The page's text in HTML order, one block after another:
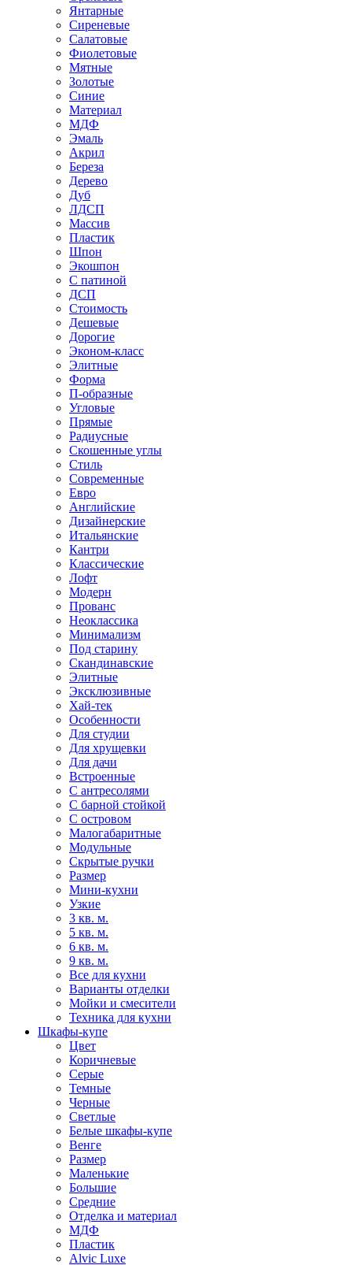
Янтарные
Сиреневые
Салатовые
Фиолетовые
Мятные
Золотые
Синие
Материал
МДФ
Эмаль
Акрил
Береза
Дерево
Дуб
ЛДСП
Массив
Пластик
Шпон
Экошпон
С патиной
ДСП
Стоимость
Дешевые
Дорогие
Эконом-класс
Элитные
Форма
П-образные
Угловые
Прямые
Радиусные
Скошенные углы
Стиль
Современные
Евро
Английские
Дизайнерские
Итальянские
Кантри
Классические
Лофт
Модерн
Прованс
Неоклассика
Минимализм
Под старину
Скандинавские
Элитные
Эксклюзивные
Хай-тек
Особенности
Для студии
Для хрущевки
Для дачи
Встроенные
С антресолями
С барной стойкой
С островом
Малогабаритные
Модульные
Скрытые ручки
Размер
Мини-кухни
Узкие
3 кв. м.
5 кв. м.
6 кв. м.
9 кв. м.
Все для кухни
Варианты отделки
Мойки и смесители
Техника для кухни
Шкафы-купе
Цвет
Коричневые
Серые
Темные
Черные
Светлые
Белые шкафы-купе
Венге
Размер
Маленькие
Большие
Средние
Отделка и материал
МДФ
Пластик
Alvic Luxe